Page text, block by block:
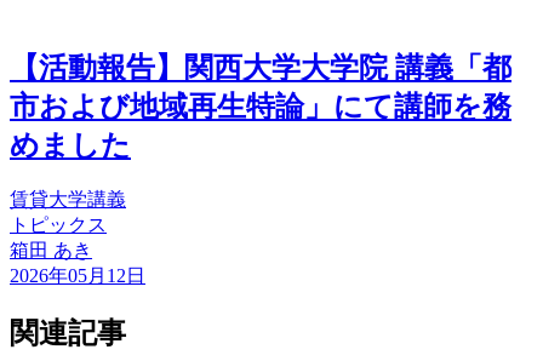
【活動報告】関西大学大学院 講義「都
市および地域再生特論」にて講師を務
めました
賃貸大学講義
トピックス
箱田 あき
2026年05月12日
関連記事